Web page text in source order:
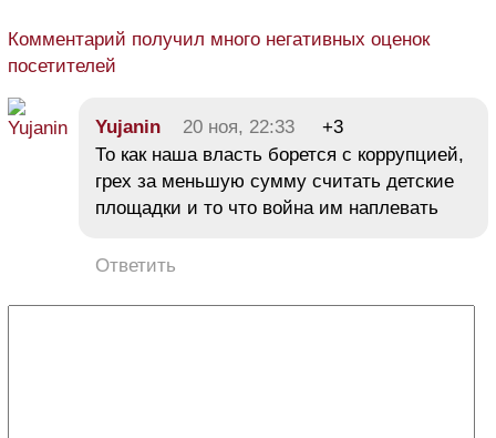
Комментарий получил много негативных оценок
посетителей
Yujanin 20 ноя, 22:33
+3
То как наша власть борется с коррупцией,
грех за меньшую сумму считать детские
площадки и то что война им наплевать
Ответить